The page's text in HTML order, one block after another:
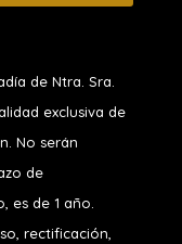
de Ntra. Sra.
exclusiva de
No serán
de
es de 1 año.
rectificación,